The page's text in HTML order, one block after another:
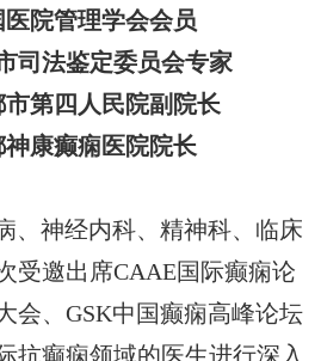
医院管理学会会员
司法鉴定委员会专家
市第四人民院副院长
神康癫痫医院院长
、神经内科、精神科、临床
受邀出席CAAE国际癫痫论
会、GSK中国癫痫高峰论坛
抗癫痫领域的医生进行深入